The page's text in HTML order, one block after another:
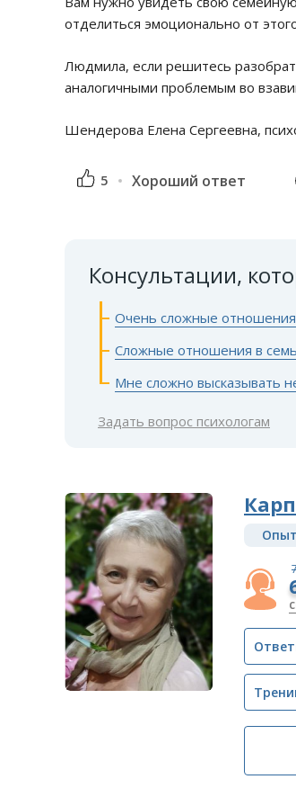
отделиться эмоционально от
Людмила, если решитесь
аналогичными проблемым во
Шендерова Елена Сергеевна,
5 Хороший ответ
Консультации,
Очень сложные
Сложные отношения в
Мне сложно высказывать
Задать вопрос психологам
Опыт